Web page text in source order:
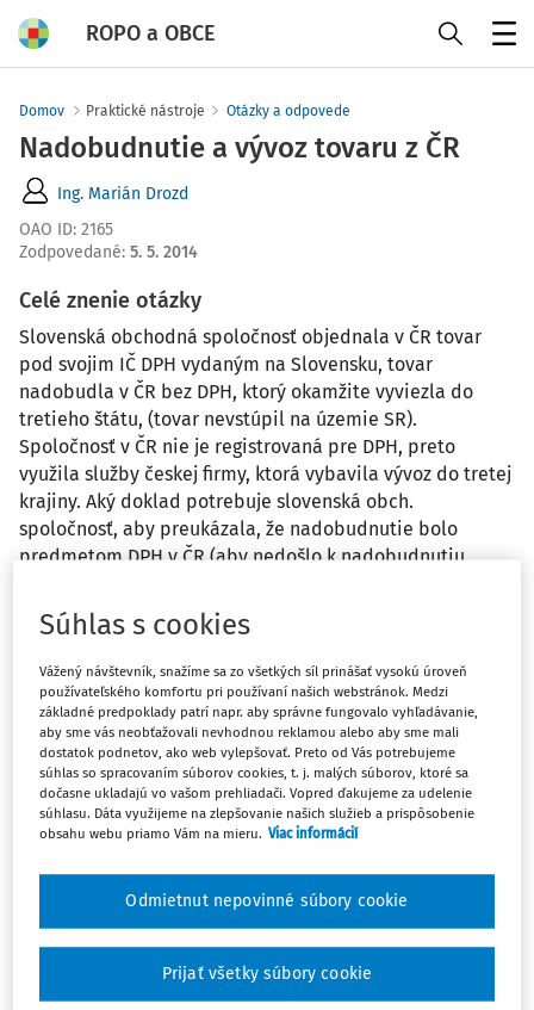
ROPO a OBCE
Domov Praktické nástroje Otázky a odpovede
Nadobudnutie a vývoz tovaru z ČR
Ing. Marián Drozd
OAO ID: 2165
Zodpovedané: 5. 5. 2014
Celé znenie otázky
Slovenská obchodná spoločnosť objednala v ČR tovar
pod svojim IČ DPH vydaným na Slovensku, tovar
nadobudla v ČR bez DPH, ktorý okamžite vyviezla do
tretieho štátu, (tovar nevstúpil na územie SR).
Spoločnosť v ČR nie je registrovaná pre DPH, preto
využila služby českej firmy, ktorá vybavila vývoz do tretej
krajiny. Aký doklad potrebuje slovenská obch.
spoločnosť, aby preukázala, že nadobudnutie bolo
predmetom DPH v ČR (aby nedošlo k nadobudnutiu
pridanej hodnoty v z. n. p. - ďalej len "zákon o DPH")? Ide
v uvedenom prípade o vývoz podľa slovenského zákona
o DPH (§ 47), alebo v daňovom priznaní pre DPH sa tento
vývoz neuvádza?
Odpoveď
Máte predplatné?
Ups, zatiaľ ste si prečítali len
Súhlas s cookies
Vážený návštevník, snažíme sa zo všetkých síl prinášať vysokú úroveň
používateľského komfortu pri používaní našich webstránok. Medzi
základné predpoklady patrí napr. aby správne fungovalo vyhľadávanie,
aby sme vás neobťažovali nevhodnou reklamou alebo aby sme mali
dostatok podnetov, ako web vylepšovať. Preto od Vás potrebujeme
súhlas so spracovaním súborov cookies, t. j. malých súborov, ktoré sa
dočasne ukladajú vo vašom prehliadači. Vopred ďakujeme za udelenie
súhlasu. Dáta využijeme na zlepšovanie našich služieb a prispôsobenie
obsahu webu priamo Vám na mieru. Viac informácií
Odmietnut nepovinné súbory cookie
Prijať všetky súbory cookie